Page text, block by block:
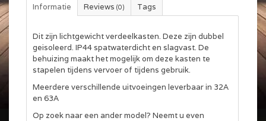
Informatie Reviews (0) Tags
Dit zijn lichtgewicht verdeelkasten. Deze zijn dubbel
geisoleerd. IP44 spatwaterdicht en slagvast. De
behuizing maakt het mogelijk om deze kasten te
stapelen tijdens vervoer of tijdens gebruik.
Meerdere verschillende uitvoeingen leverbaar in 32A
en 63A
Op zoek naar een ander model? Neemt u even